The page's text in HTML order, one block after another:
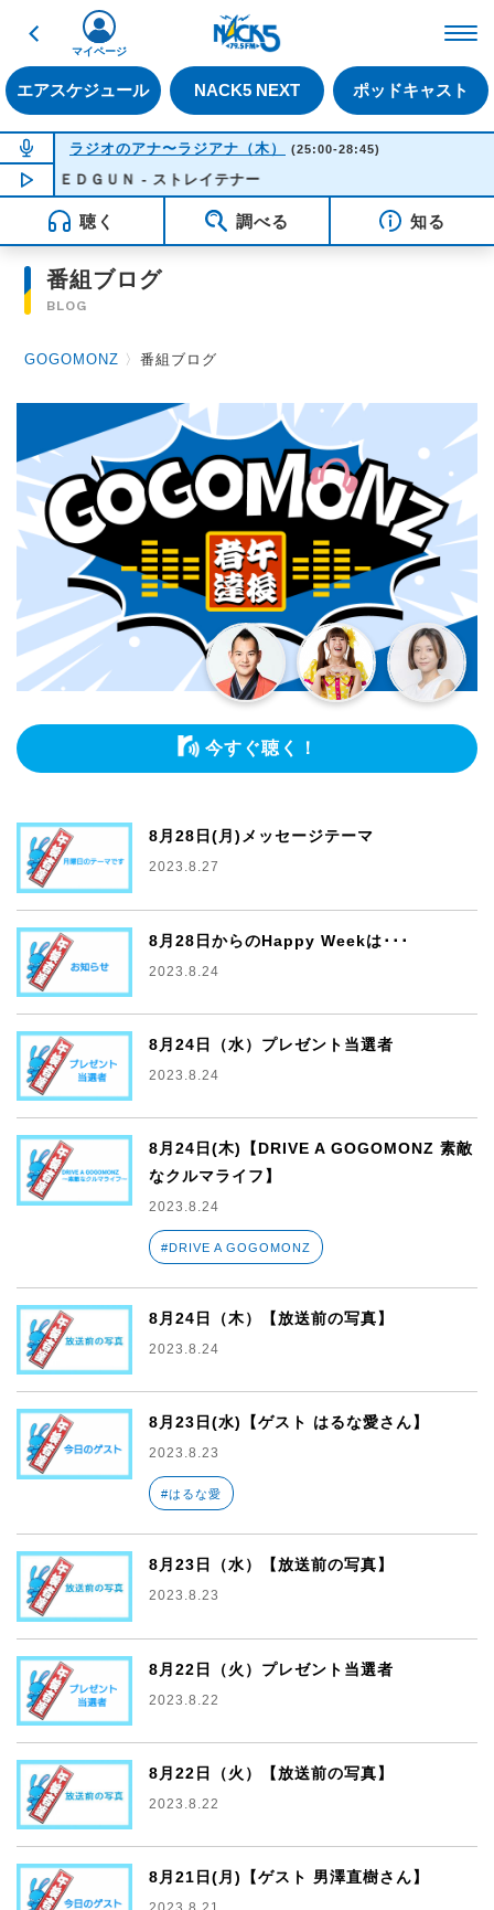
戻る
エアスケジュール NACK5 NEXT ポッドキャスト
マイページ
NOW ON AIR
ラジオのアナ〜ラジアナ（木） (25:00-28:45)
NOW PLAYING 03:50
ＰＥＥＤＧＵＮ - ストレイテナー
聴く 調べる 知る
番組ブログ
BLOG
GOGOMONZ 〉番組ブログ
今すぐ聴く！
8月28日(月)メッセージテーマ
2023.8.27
8月28日からのHappy Weekは･･･
2023.8.24
8月24日（水）プレゼント当選者
2023.8.24
8月24日(木)【DRIVE A GOGOMONZ 素敵
なクルマライフ】
2023.8.24
#DRIVE A GOGOMONZ
8月24日（木）【放送前の写真】
2023.8.24
8月23日(水)【ゲスト はるな愛さん】
2023.8.23
#はるな愛
8月23日（水）【放送前の写真】
2023.8.23
8月22日（火）プレゼント当選者
2023.8.22
8月22日（火）【放送前の写真】
2023.8.22
8月21日(月)【ゲスト 男澤直樹さん】